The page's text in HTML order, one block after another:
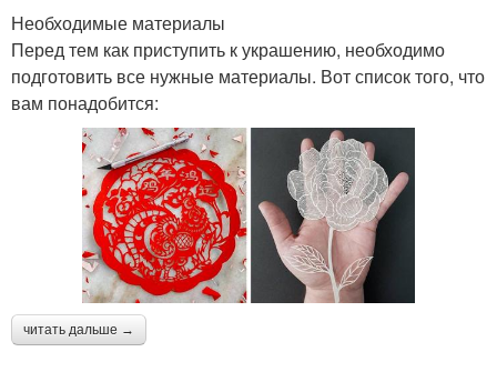
Необходимые материалы
Перед тем как приступить к украшению, необходимо
подготовить все нужные материалы. Вот список того, что
вам понадобится:
читать дальше →